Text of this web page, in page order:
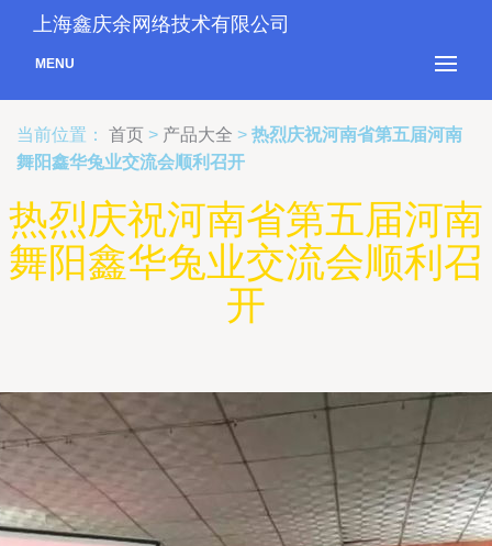
上海鑫庆余网络技术有限公司
MENU
当前位置： 首页 > 产品大全 > 热烈庆祝河南省第五届河南
舞阳鑫华兔业交流会顺利召开
热烈庆祝河南省第五届河南
舞阳鑫华兔业交流会顺利召
开